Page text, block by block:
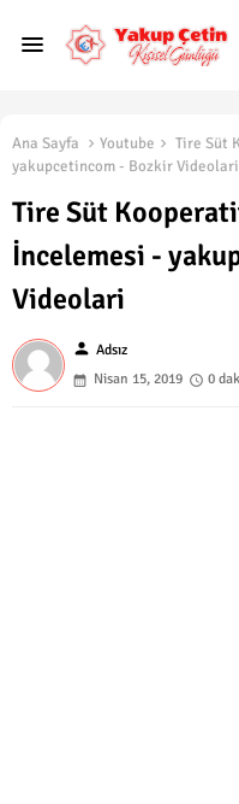
Ana Sayfa Youtube
Tire Süt
yakupcetincom - Bozkir Videolari
Tire Süt
İncelemesi -
Videolari
person Adsız
Nisan 15, 2019
0